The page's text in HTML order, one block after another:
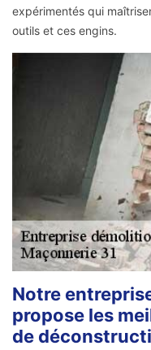
expérimentés qui
outils et ces engins.
Notre
propose les
de